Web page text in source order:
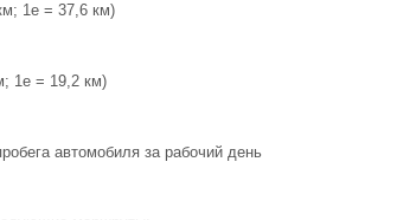
1е = 37,6 км)
1е = 19,2 км)
автомобиля за рабочий день